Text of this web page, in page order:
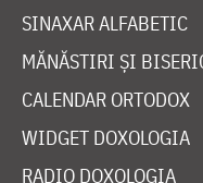
SINAXAR ALFABETIC
MĂNĂSTIRI ȘI
CALENDAR ORTODOX
WIDGET DOXOLOGIA
RADIO DOXOLOGIA